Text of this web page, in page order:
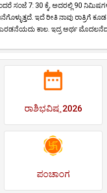
7: 30 ಕ್ಕೆ, ಅದರಲ್ಲಿ 90
ಇದೆ ರೀತಿ ನಾವು ರಾತ್ರಿಗೆ
ಕಾಲ. ಇದ್ರ ಅರ್ಥ ಮೊದಲನೆದು
ರಾಶಿಭವಿಷ್ಯ 2026
ಪಂಚಾಂಗ